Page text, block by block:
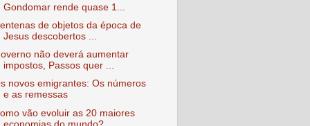
Gondomar rende quase 1...
de objetos da época de
Jesus descobertos ...
não deverá aumentar
impostos, Passos quer ...
novos emigrantes: Os números
e as remessas
vão evoluir as 20 maiores
economias do mundo?